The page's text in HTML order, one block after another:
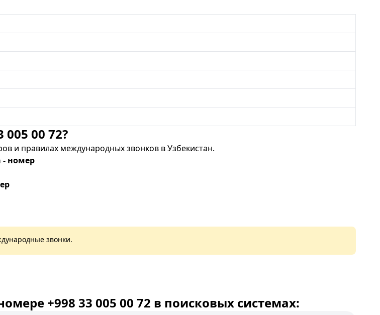
00 72?
и правилах международных звонков в Узбекистан.
- номер
звонки.
+998 33 005 00 72 в поисковых системах: